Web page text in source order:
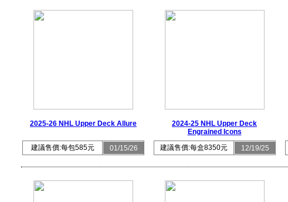
2025-26 NHL Upper Deck Allure
建議售價:每包585元 01/15/26
2024-25 NHL Upper Deck
Engrained Icons
建議售價:每盒8350元
12/19/25